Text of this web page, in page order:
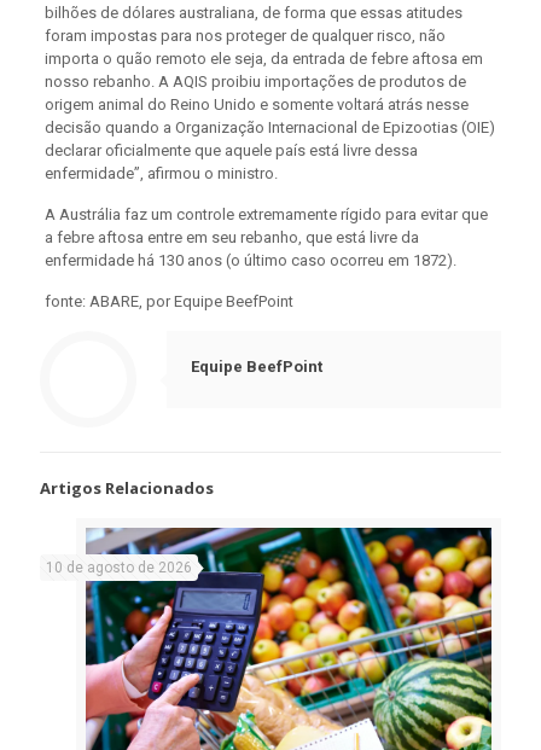
bilhões de dólares australiana, de forma que essas atitudes
foram impostas para nos proteger de qualquer risco, não
importa o quão remoto ele seja, da entrada de febre aftosa em
nosso rebanho. A AQIS proibiu importações de produtos de
origem animal do Reino Unido e somente voltará atrás nesse
decisão quando a Organização Internacional de Epizootias (OIE)
declarar oficialmente que aquele país está livre dessa
enfermidade”, afirmou o ministro.
A Austrália faz um controle extremamente rígido para evitar que
a febre aftosa entre em seu rebanho, que está livre da
enfermidade há 130 anos (o último caso ocorreu em 1872).
fonte: ABARE, por Equipe BeefPoint
Equipe BeefPoint
Artigos Relacionados
10 de agosto de 2026